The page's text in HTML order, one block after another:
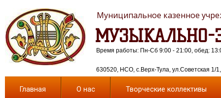
МУЗЫКАЛЬНО-
Муниципальное казенное
630520, НСО, с.Верх-Тула, ул.Советская 1/
Время работы: Пн-Сб 9:00 - 21:00, обед:
Главная О нас Творческие коллективы